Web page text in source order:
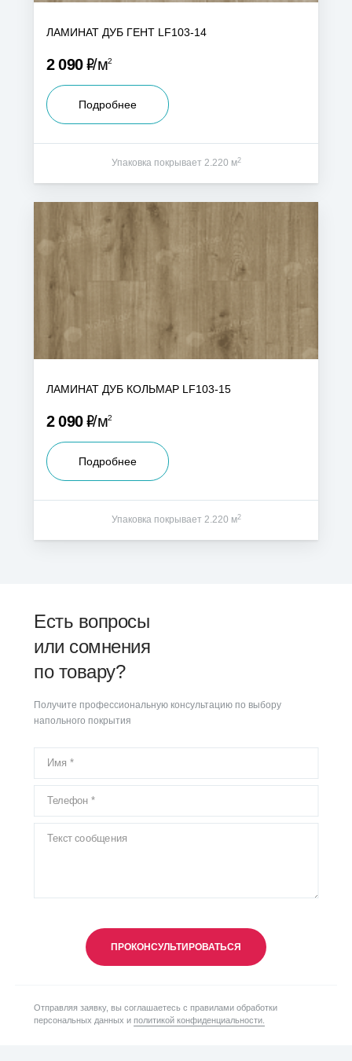
ЛАМИНАТ ДУБ ГЕНТ LF103-14
2 090Р м2
Подробнее
Упаковка покрывает 2.220 м2
ЛАМИНАТ ДУБ КОЛЬМАР LF103-15
2 090Р м2
Подробнее
Упаковка покрывает 2.220 м2
Есть вопросы
или сомнения
по товару?
Получите профессиональную консультацию по выбору
напольного покрытия
ПРОКОНСУЛЬТИРОВАТЬСЯ
Отправляя заявку, вы соглашаетесь с правилами обработки
персональных данных и политикой конфиденциальности.